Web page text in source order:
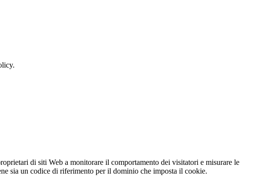
di siti Web a monitorare il comportamento dei visitatori e misurare le
sia un codice di riferimento per il dominio che imposta il cookie.